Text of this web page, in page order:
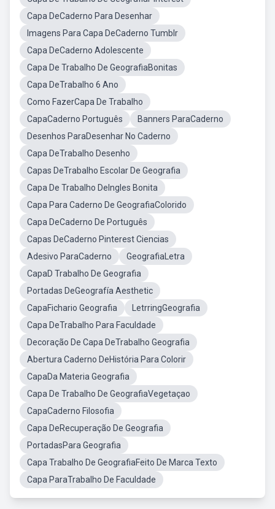
Capa DeCaderno Para Desenhar
Imagens Para Capa DeCaderno Tumblr
Capa DeCaderno Adolescente
Capa De Trabalho De GeografiaBonitas
Capa DeTrabalho 6 Ano
Como FazerCapa De Trabalho
CapaCaderno Português
Banners ParaCaderno
Desenhos ParaDesenhar No Caderno
Capa DeTrabalho Desenho
Capas DeTrabalho Escolar De Geografia
Capa De Trabalho DeIngles Bonita
Capa Para Caderno De GeografiaColorido
Capa DeCaderno De Português
Capas DeCaderno Pinterest Ciencias
Adesivo ParaCaderno
GeografiaLetra
CapaD Trabalho De Geografia
Portadas DeGeografía Aesthetic
CapaFichario Geografia
LetrringGeografia
Capa DeTrabalho Para Faculdade
Decoração De Capa DeTrabalho Geografia
Abertura Caderno DeHistória Para Colorir
CapaDa Materia Geografia
Capa De Trabalho De GeografiaVegetaçao
CapaCaderno Filosofia
Capa DeRecuperação De Geografia
PortadasPara Geografia
Capa Trabalho De GeografiaFeito De Marca Texto
Capa ParaTrabalho De Faculdade